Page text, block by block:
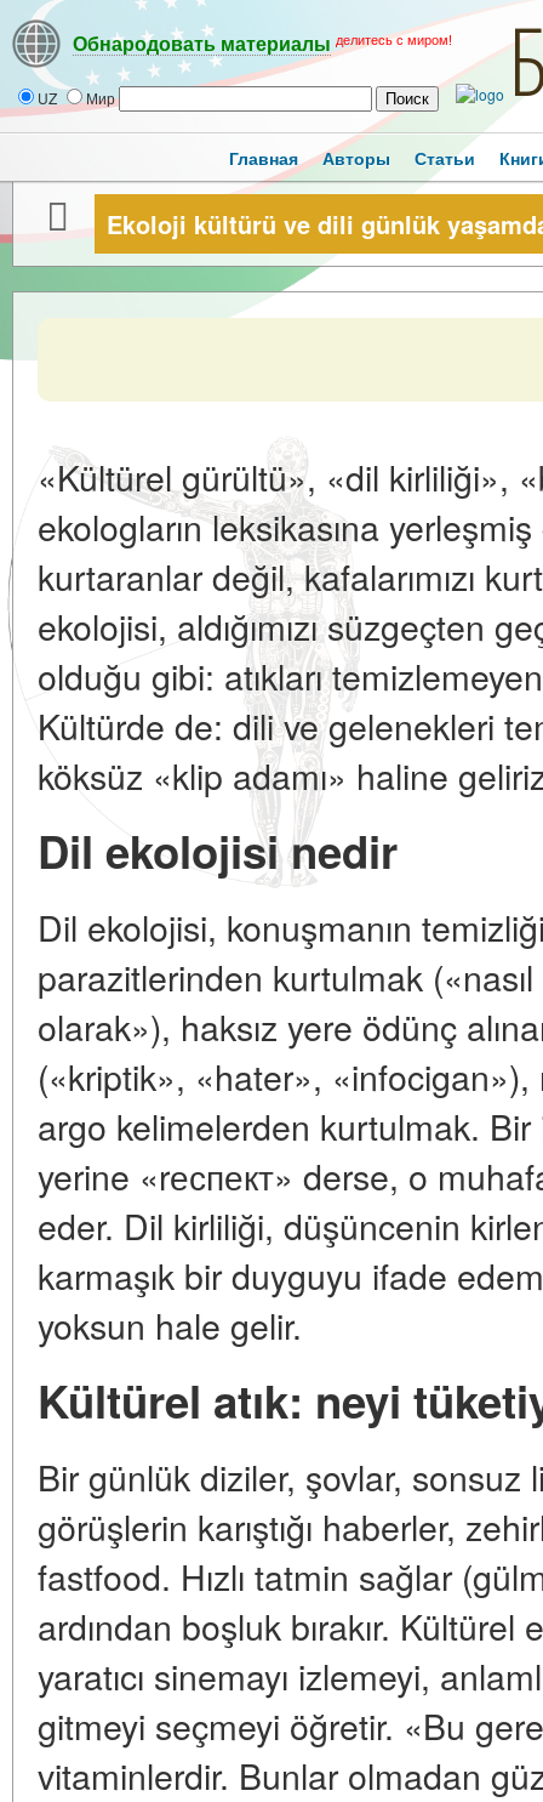
Обнародовать материалы делитесь с миром!
UZ Мир
Главная Авторы Статьи
Ekoloji kültürü ve dili günlük
«Kültürel gürültü», «dil kirliliği»,
ekologların leksikasına
kurtaranlar değil, kafalarımızı
ekolojisi, aldığımızı süzgeçten
olduğu gibi: atıkları
Kültürde de: dili ve gelenekleri
köksüz «klip adamı» haline
Dil ekolojisi nedir
Dil ekolojisi, konuşmanın
parazitlerinden kurtulmak
olarak»), haksız yere ödünç
(«kriptik», «hater», «infocigan»),
argo kelimelerden kurtulmak.
yerine «rеспект» derse, o
eder. Dil kirliliği, düşüncenin
karmaşık bir duyguyu ifade
yoksun hale gelir.
Kültürel atık: neyi
Bir günlük diziler, şovlar, sonsuz
görüşlerin karıştığı haberler,
fastfood. Hızlı tatmin sağlar
ardından boşluk bırakır.
yaratıcı sinemayı izlemeyi,
gitmeyi seçmeyi öğretir. «Bu
vitaminlerdir. Bunlar olmadan